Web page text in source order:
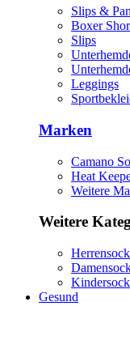
Slips &
Boxer
Slips
Leggings
Marken
Camano
Heat
Weitere
Weitere
Gesund